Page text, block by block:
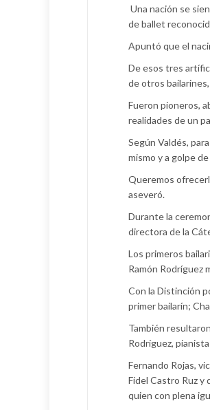
Una nación se
de ballet
Apuntó que el
De esos tres
de otros
Fueron pioneros,
realidades de un
Según Valdés,
mismo y a golpe
Queremos
aseveró.
Durante la
directora de la
Los primeros
Ramón Rodríguez
Con la Distinción
primer bailarín;
También
Rodríguez,
Fernando Rojas,
Fidel Castro Ruz y
quien con plena